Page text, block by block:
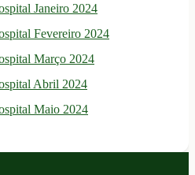
Janeiro 2024
Fevereiro 2024
Março 2024
Abril 2024
Maio 2024